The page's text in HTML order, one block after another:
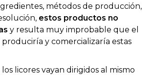
métodos de producción,
estos productos no
y resulta muy improbable que el
y comercializaría estas
licores vayan dirigidos al mismo